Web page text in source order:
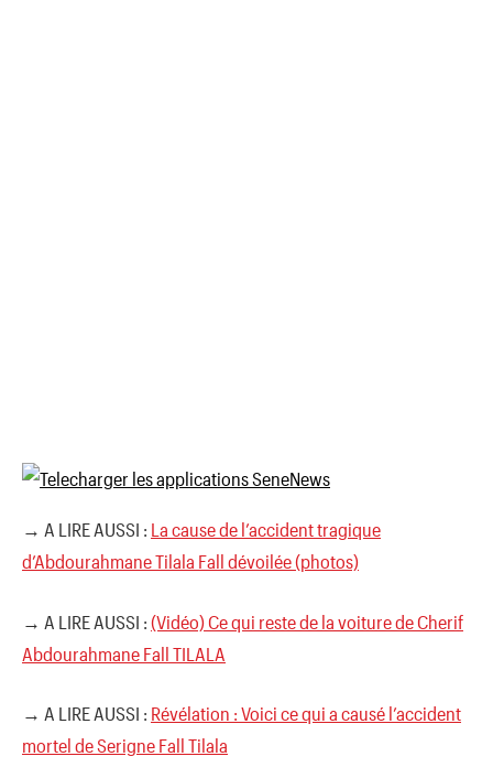
→ A LIRE AUSSI : La cause de l’accident tragique
d’Abdourahmane Tilala Fall dévoilée (photos)
→ A LIRE AUSSI : (Vidéo) Ce qui reste de la voiture de Cherif
Abdourahmane Fall TILALA
→ A LIRE AUSSI : Révélation : Voici ce qui a causé l’accident
mortel de Serigne Fall Tilala